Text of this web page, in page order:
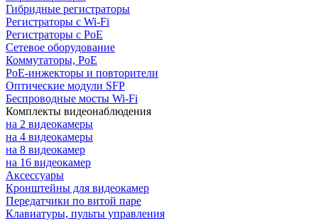
Гибридные регистраторы
Регистраторы с Wi-Fi
Регистраторы с PoE
Сетевое оборудование
Коммутаторы, PoE
PoE-инжекторы и повторители
Оптические модули SFP
Беспроводные мосты Wi-Fi
Комплекты видеонаблюдения
на 2 видеокамеры
на 4 видеокамеры
на 8 видеокамер
на 16 видеокамер
Аксессуары
Кронштейны для видеокамер
Передатчики по витой паре
Клавиатуры, пульты управления